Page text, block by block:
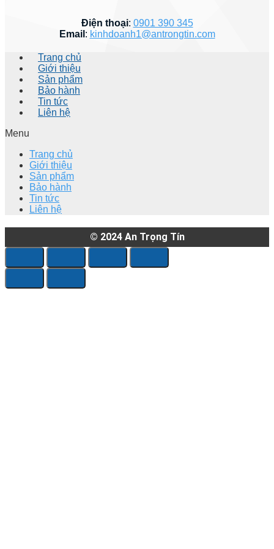
Điện thoại: 0901 390 345
Email : kinhdoanh1@antrongtin.com
Trang chủ
Giới thiệu
Sản phẩm
Bảo hành
Tin tức
Liên hệ
Menu
Trang chủ
Giới thiệu
Sản phẩm
Bảo hành
Tin tức
Liên hệ
© 2024 An Trọng Tín